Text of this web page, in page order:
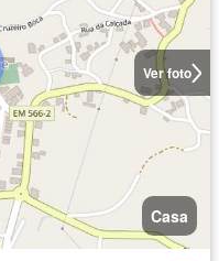
Ver foto
Casa